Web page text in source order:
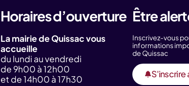
Horaires d’ouverture
La mairie de Quissac vous
accueille
du lundi au vendredi
de 9h00 à 12h00
et de 14h00 à 17h30
Être
Inscrivez-vous
informations
de Quissac
S'inscrire